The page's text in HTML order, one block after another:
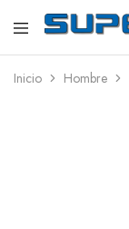
SuperMarkas
Ropa
con
Inicio Hombre